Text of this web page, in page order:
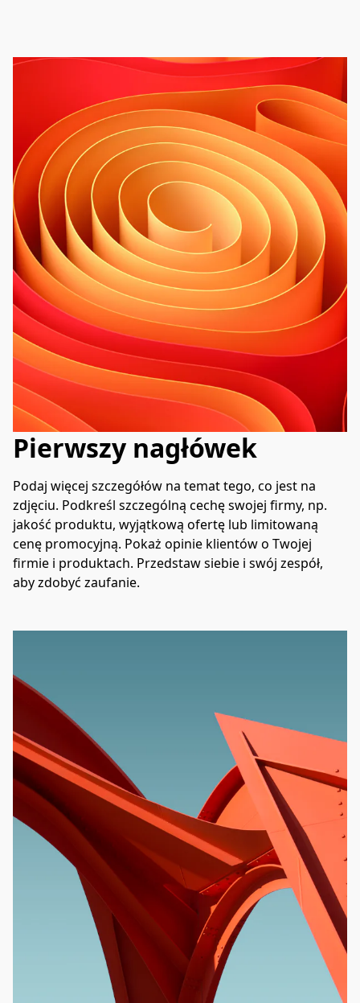
Pierwszy nagłówek
Podaj więcej szczegółów na temat tego, co jest na
zdjęciu. Podkreśl szczególną cechę swojej firmy, np.
jakość produktu, wyjątkową ofertę lub limitowaną
cenę promocyjną. Pokaż opinie klientów o Twojej
firmie i produktach. Przedstaw siebie i swój zespół,
aby zdobyć zaufanie.